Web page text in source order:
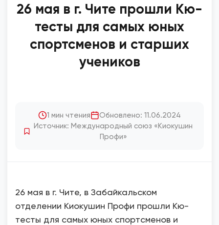
26 мая в г. Чите прошли Кю-
тесты для самых юных
спортсменов и старших
учеников
1 мин чтения
Обновлено: 11.06.2024
Источник: Международный союз «Киокушин
Профи»
26 мая в г. Чите, в Забайкальском
отделении Киокушин Профи прошли Кю-
тесты для самых юных спортсменов и